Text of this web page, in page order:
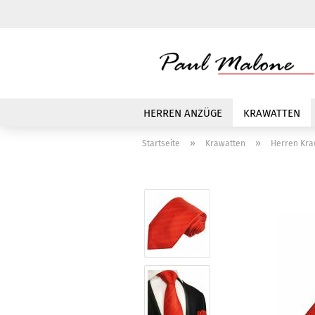
HERREN ANZÜGE KRAWATTEN
Startseite » Krawatten » Herren